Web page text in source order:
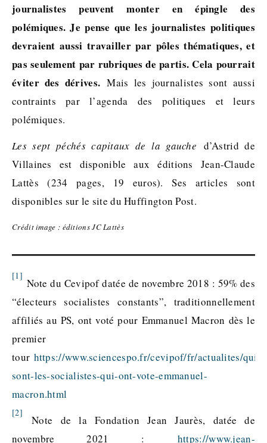
journalistes peuvent monter en épingle des
polémiques. Je pense que les journalistes politiques
devraient aussi travailler par pôles thématiques, et
pas seulement par rubriques de partis. Cela pourrait
éviter des dérives. Mais les journalistes sont aussi
contraints par l’agenda des politiques et leurs
polémiques.
Les sept péchés capitaux de la gauche d’Astrid de
Villaines est disponible aux éditions Jean-Claude
Lattès (234 pages, 19 euros). Ses articles sont
disponibles sur le site du Huffington Post.
Crédit image : éditions JC Lattès
[1]
Note du Cevipof datée de novembre 2018 : 59% des
“électeurs socialistes constants”, traditionnellement
affiliés au PS, ont voté pour Emmanuel Macron dès le
premier
tour https://www.sciencespo.fr/cevipof/fr/actualites/qui-
sont-les-socialistes-qui-ont-vote-emmanuel-
macron.html
[2]
Note de la Fondation Jean Jaurès, datée de
novembre 2021 : https://www.jean-